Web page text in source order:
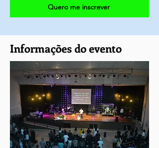
Quero me inscrever
Informações do evento